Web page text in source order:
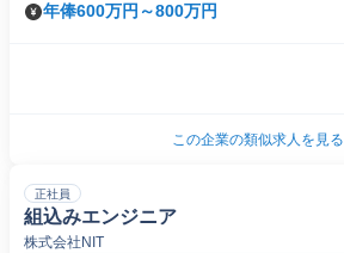
年俸600万円～800万円
この企業の類似求人を見る
正社員
組込みエンジニア
株式会社NIT